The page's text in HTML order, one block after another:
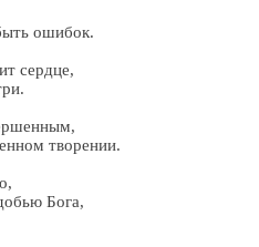
ошибок.
сердце,
творении.
Бога,